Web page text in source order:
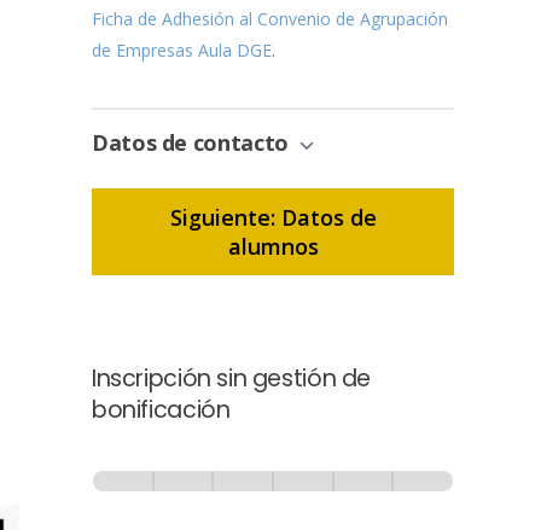
Ficha de Adhesión al Convenio de Agrupación
de Empresas Aula DGE.
Datos de contacto
Siguiente: Datos de
alumnos
Inscripción sin gestión de
bonificación
-